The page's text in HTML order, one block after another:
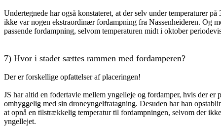
Undertegnede har også konstateret, at der selv under temperaturer
ikke var nogen ekstraordinær fordampning fra Nassenheideren. Og
passende fordampning, selvom temperaturen midt i oktober
7) Hvor i stadet sættes rammen med fordamperen?
Der er forskellige opfattelser af placeringen!
JS har altid en fodertavle mellem yngelleje og fordamper, hvis der er
omhyggelig med sin droneyngelfratagning. Desuden har han
at opnå en tilstrækkelig temperatur til fordampningen, selvom der
yngellejet.